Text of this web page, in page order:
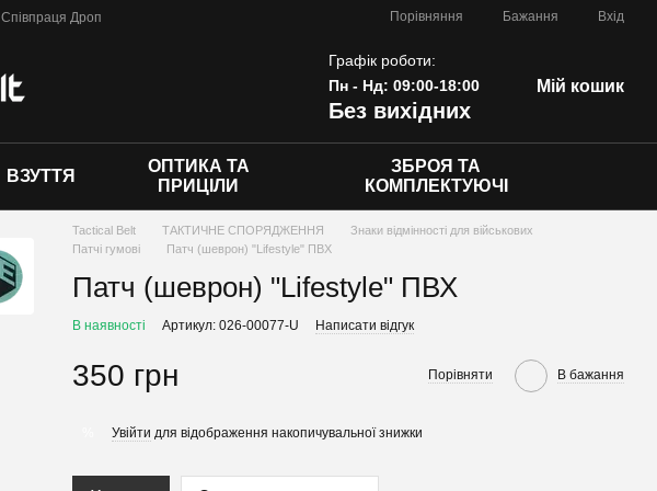
Співпраця Дроп
Порівняння Бажання Вхід
Графік роботи:
Пн - Нд: 09:00-18:00
Без вихідних
Мій кошик
ВЗУТТЯ
ОПТИКА ТА
ПРИЦІЛИ
ЗБРОЯ ТА
КОМПЛЕКТУЮЧІ
Tactical Belt ТАКТИЧНЕ СПОРЯДЖЕННЯ
Знаки відмінності для військових
Патчі гумові
Патч (шеврон) "Lifestyle" ПВХ
Патч (шеврон) "Lifestyle" ПВХ
В наявності Артикул: 026-00077-U Написати відгук
350 грн Порівняти В бажання
Увійти для відображення накопичувальної знижки